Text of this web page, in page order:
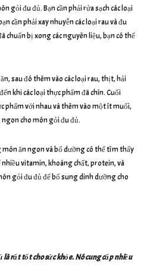
gỏi đu đủ. Bạn cần phải rửa sạch các loại
cần phải xay nhuyễn các loại rau và đu
chuẩn bị xong các nguyên liệu, bạn có thể
sau đó thêm vào các loại rau, thịt, hải
khi các loại thực phẩm đã chín. Cuối
phẩm với nhau và thêm vào một ít muối,
cho món gỏi đu đủ.
ăn ngon và bổ dưỡng có thể tìm thấy
nhiều vitamin, khoáng chất, protein, và
gỏi đu đủ để bổ sung dinh dưỡng cho
rất tốt cho sức khỏe. Nó cung cấp nhiều